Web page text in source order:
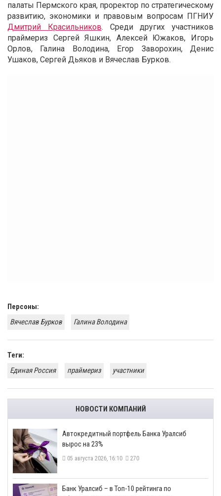
палаты Пермского края, проректор по стратегическому
развитию, экономики и правовым вопросам ПГНИУ
Дмитрий Красильников. Среди других участников
праймериз Сергей Яшкин, Алексей Южаков, Игорь
Орлов, Галина Володина, Егор Заворохин, Денис
Ушаков, Сергей Дьяков и Вячеслав Бурков.
Персоны:
Вячеслав Бурков
Галина Володина
Теги:
Единая Россия
праймериз участники
НОВОСТИ КОМПАНИЙ
​Автокредитный портфель Банка Уралсиб
вырос на 23%
05 августа 2026, 16:10 270
​Банк Уралсиб – в Топ-10 рейтинга по